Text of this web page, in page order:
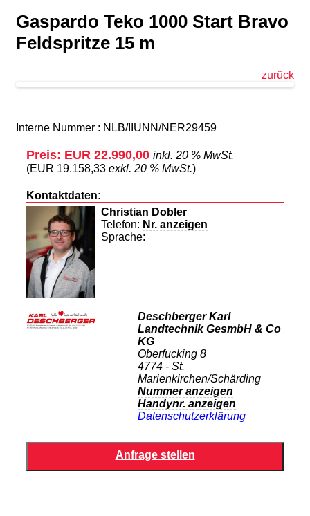
Gaspardo Teko 1000 Start Bravo
Feldspritze 15 m
zurück
Interne Nummer : NLB/IIUNN/NER29459
Preis: EUR 22.990,00 inkl. 20 % MwSt.
(EUR 19.158,33 exkl. 20 % MwSt.)
Kontaktdaten:
Christian Dobler
Telefon: Nr. anzeigen
Sprache:
Deschberger Karl
Landtechnik GesmbH & Co
KG
Oberfucking 8
4774 - St.
Marienkirchen/Schärding
Nummer anzeigen
Handynr. anzeigen
Datenschutzerklärung